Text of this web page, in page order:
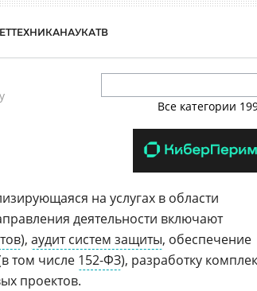
ТЕХНИКАНАУКАТВ
Все категории
на услугах в области
деятельности включают
), аудит систем защиты, обеспечение
том числе 152-ФЗ), разработку
проектов.